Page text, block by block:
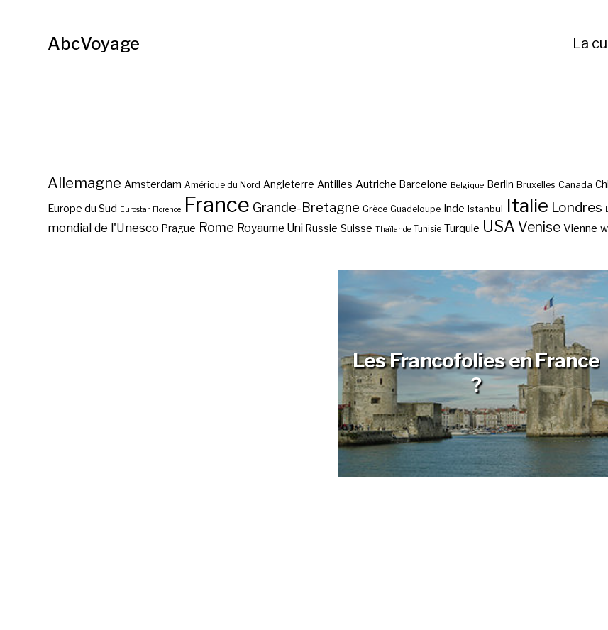
AbcVoyage La
Allemagne Amsterdam Amérique du Nord Angleterre Antilles Autriche Barcelone Belgique Berlin Bruxelles Canada
Europe du Sud Eurostar Florence France Grande-Bretagne Grèce Guadeloupe Inde Istanbul Italie Londres
mondial de l'Unesco Prague Rome Royaume Uni Russie Suisse Thaïlande Tunisie Turquie USA Venise Vienne
Les Francofolies en France
?